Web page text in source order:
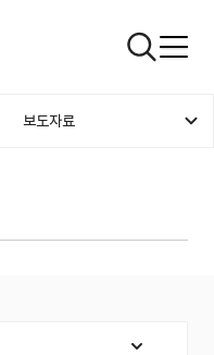
검색창
보도자료